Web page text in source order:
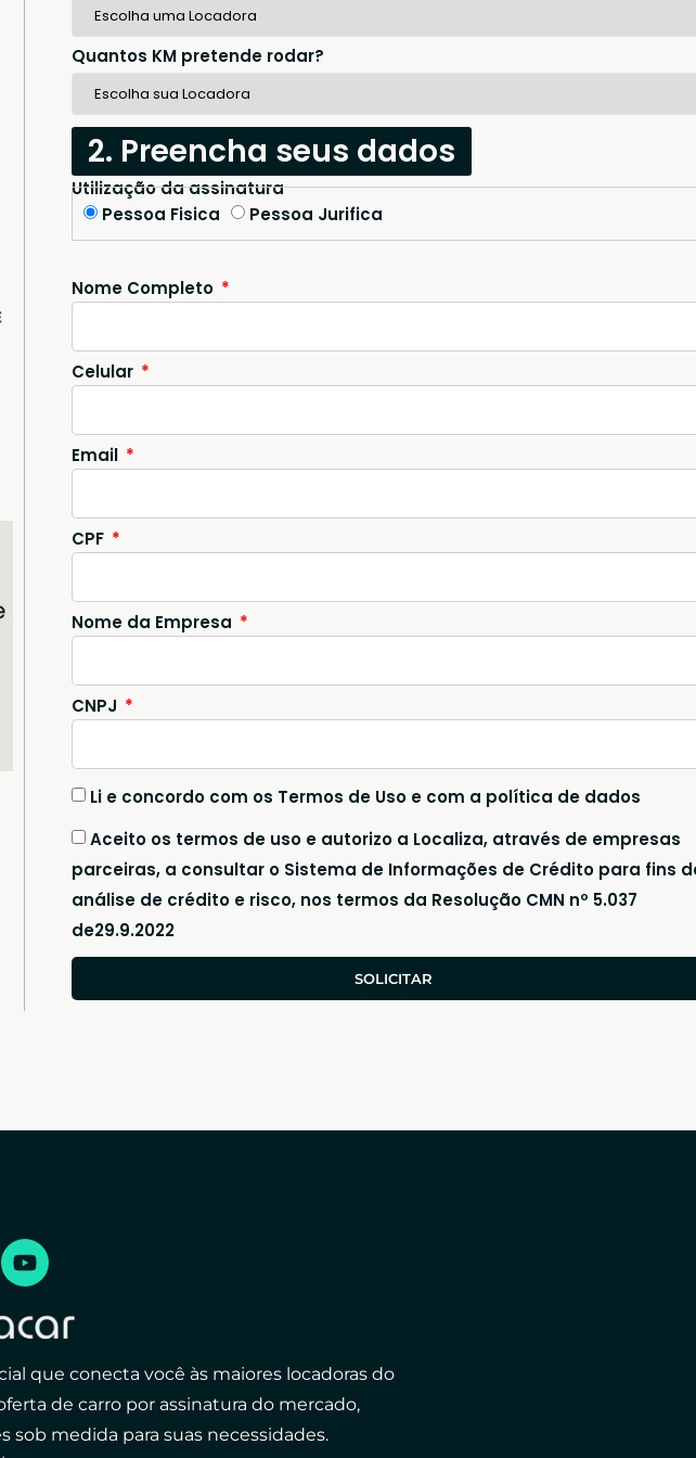
Quantos KM pretende rodar?
2. Preencha seus dados
Utilização da assinatura
Pessoa Fisica
Pessoa Jurifica
Nome Completo
Celular
Email
CPF
Nome da Empresa
CNPJ
Li e concordo com os Termos de Uso e com a política de dados
Aceito os termos de uso e autorizo a Localiza, através de empresas
parceiras, a consultar o Sistema de Informações de Crédito para fins
análise de crédito e risco, nos termos da Resolução CMN nº 5.037
de29.9.2022
SOLICITAR
que conecta você às maiores locadoras do
de carro por assinatura do mercado,
medida para suas necessidades.